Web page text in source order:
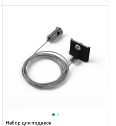
Набор для подвеса